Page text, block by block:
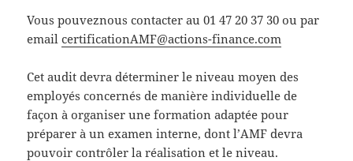
Vous pouveznous contacter au 01 47 20 37 30 ou par
emailcertificationAMF@actions-finance.com
Cet audit devra déterminer le niveau moyen des
employés concernés de manière individuelle de
façon à organiser une formation adaptée pour
préparer à un examen interne, dont l’AMF devra
pouvoir contrôler la réalisation et le niveau.